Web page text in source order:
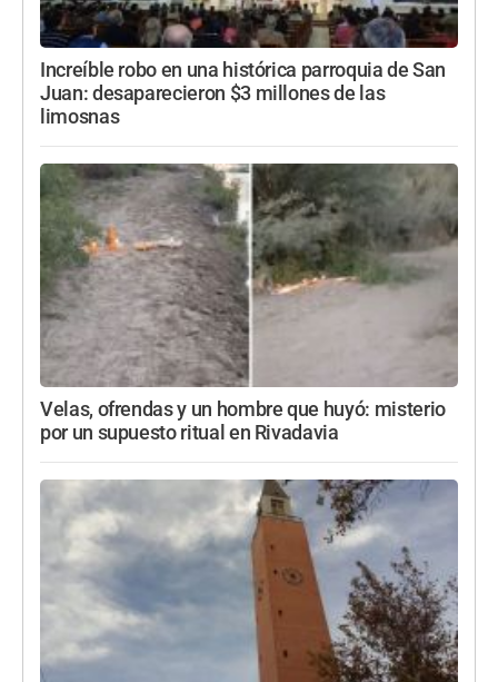
Increíble robo en una histórica parroquia de San
Juan: desaparecieron $3 millones de las
limosnas
Velas, ofrendas y un hombre que huyó: misterio
por un supuesto ritual en Rivadavia